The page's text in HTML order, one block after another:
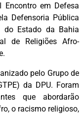
em Defesa
Defensoria Pública
do Estado da Bahia
de Religiões Afro-
pelo Grupo de
da DPU. Foram
que abordarão
o racismo religioso,